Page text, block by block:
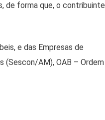
de forma que, o contribuinte
e das Empresas de
(Sescon/AM), OAB – Ordem